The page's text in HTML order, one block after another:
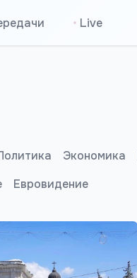
• Live
Экономика
Евровидение